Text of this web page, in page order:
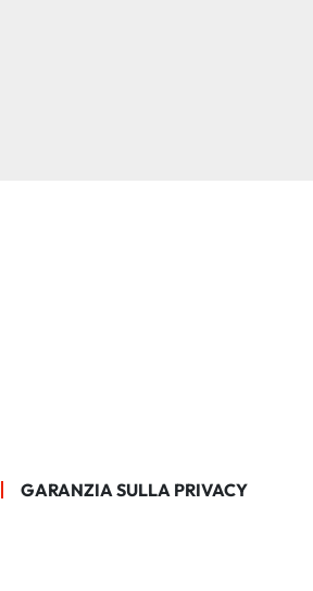
GARANZIA SULLA PRIVACY